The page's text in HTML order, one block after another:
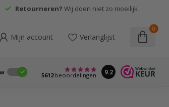
Retourneren? Wij doen niet zo moeilijk
Mijn account Verlanglijst
0
5612beoordelingen 9.2